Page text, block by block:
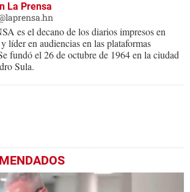
La Prensa
es el decano de los diarios impresos en
líder en audiencias en las plataformas
fundó el 26 de octubre de 1964 en la ciudad
Sula.